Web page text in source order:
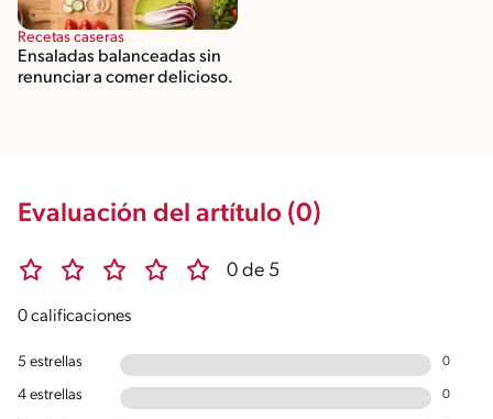
Recetas caseras
Ensaladas balanceadas sin
renunciar a comer delicioso.
Evaluación del artítulo (0)
0 de 5
0 calificaciones
5 estrellas 0
4 estrellas 0